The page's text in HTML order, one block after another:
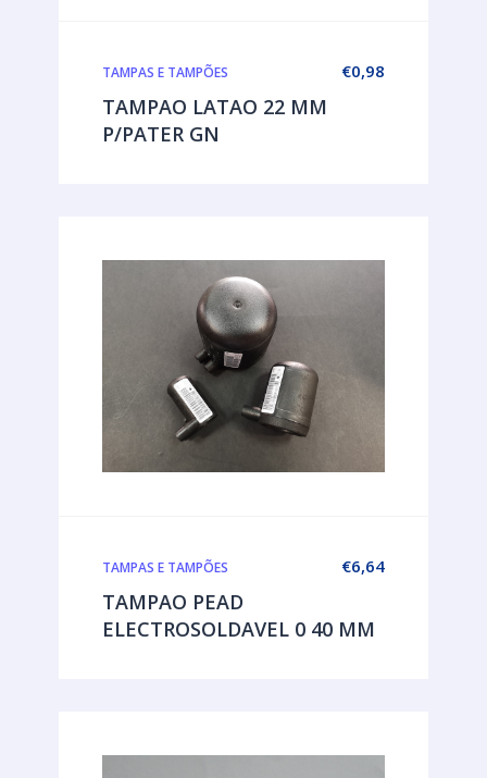
€0,98
TAMPAS E TAMPÕES
TAMPAO LATAO 22 MM
P/PATER GN
€6,64
TAMPAS E TAMPÕES
TAMPAO PEAD
ELECTROSOLDAVEL 0 40 MM